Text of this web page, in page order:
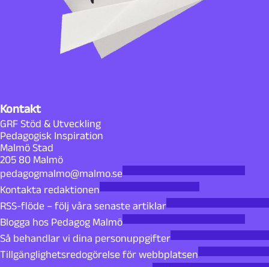
Kontakt
GRF Stöd & Utveckling
Pedagogisk Inspiration
Malmö Stad
205 80 Malmö
pedagogmalmo@malmo.se
Kontakta redaktionen
RSS-flöde – följ våra senaste artiklar
Blogga hos Pedagog Malmö
Så behandlar vi dina personuppgifter
Tillgänglighetsredogörelse för webbplatsen